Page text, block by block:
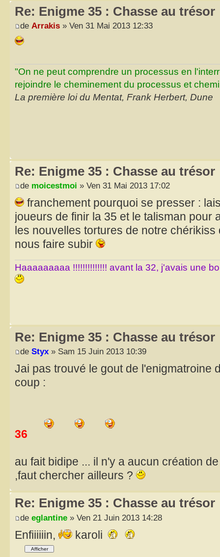
Re: Enigme 35 : Chasse au trésor
de Arrakis » Ven 31 Mai 2013 12:33
"On ne peut comprendre un processus en
rejoindre le cheminement du processus et
La première loi du Mentat, Frank Herbert, Dune
Re: Enigme 35 : Chasse au trésor
de moicestmoi » Ven 31 Mai 2013 17:02
franchement pourquoi se presser :
joueurs de finir la 35 et le talisman pour
les nouvelles tortures de notre
nous faire subir
Haaaaaaaaa !!!!!!!!!!!!!! avant la 32, j'avais une
Re: Enigme 35 : Chasse au trésor
de Styx » Sam 15 Juin 2013 10:39
Jai pas trouvé le gout de l'enigmatroine
coup :
36
au fait bidipe ... il n'y a aucun création
,faut chercher ailleurs ?
Re: Enigme 35 : Chasse au trésor
de eglantine » Ven 21 Juin 2013 14:28
Enfiiiiiin, karoli